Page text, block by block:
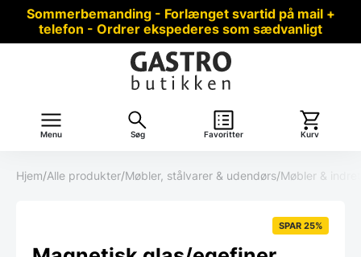
Sommerbemanding - Forlænget svartid på mail +
telefon - Ordrer ekspederes som sædvanligt
Menu Søg Favoritter Kurv
Hjem/Alle produkter/Møbler, stålvarer & udendørs/Møbler &
SPAR 25%